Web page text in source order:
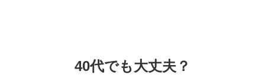
40代でも大丈夫？